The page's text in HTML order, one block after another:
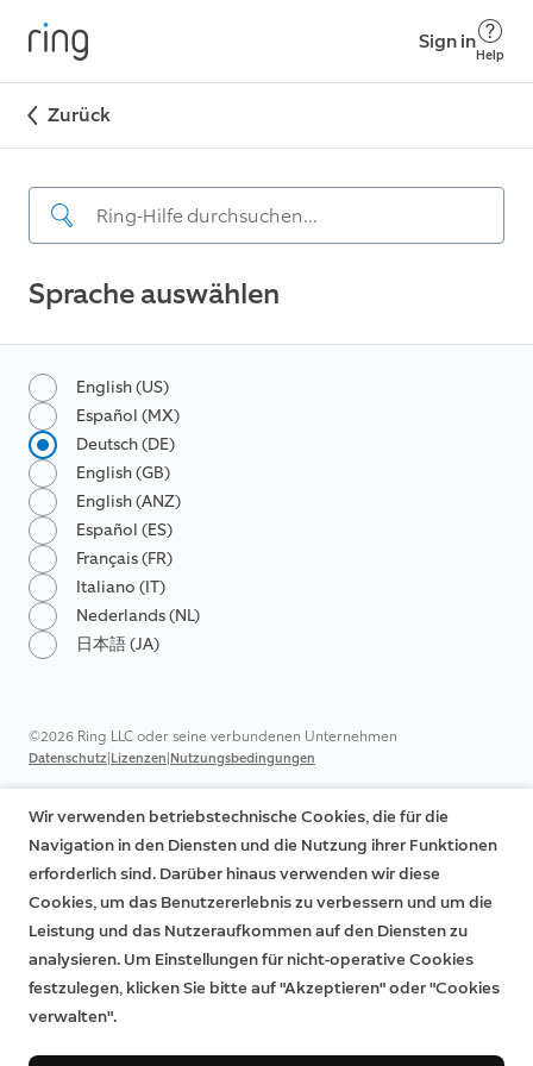
Sign in
Help
Zurück
Sprache auswählen
English (US)
Español (MX)
Deutsch (DE)
English (GB)
English (ANZ)
Español (ES)
Français (FR)
Italiano (IT)
Nederlands (NL)
日本語 (JA)
©2026 Ring LLC oder seine verbundenen Unternehmen
Datenschutz|Lizenzen|Nutzungsbedingungen
Wir verwenden betriebstechnische Cookies, die für die
Navigation in den Diensten und die Nutzung ihrer Funktionen
erforderlich sind. Darüber hinaus verwenden wir diese
Cookies, um das Benutzererlebnis zu verbessern und um die
Leistung und das Nutzeraufkommen auf den Diensten zu
analysieren. Um Einstellungen für nicht-operative Cookies
festzulegen, klicken Sie bitte auf "Akzeptieren" oder "Cookies
verwalten".